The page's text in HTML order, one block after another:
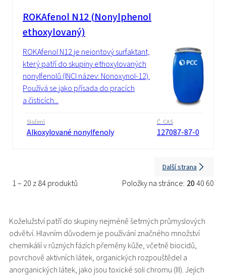
ROKAfenol N12 (Nonylphenol
ethoxylovaný)
ROKAfenol N12 je neiontový surfaktant,
který patří do skupiny ethoxylovaných
nonylfenolů (INCI název: Nonoxynol-12).
Používá se jako přísada do pracích
a čisticích...
Složení
Alkoxylované nonylfenoly
Č. CAS
127087-87-0
1 – 20 z 84 produktů Položky na stránce: 2040 60
Další strana
Koželužství patří do skupiny nejméně šetrných průmyslových
odvětví. Hlavním důvodem je používání značného množství
chemikálií v různých fázích přeměny kůže, včetně biocidů,
povrchově aktivních látek, organických rozpouštědel a
anorganických látek, jako jsou toxické soli chromu (III). Jejich